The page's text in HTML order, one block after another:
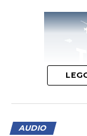
AUDIO